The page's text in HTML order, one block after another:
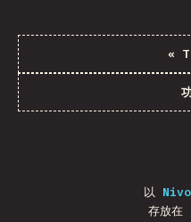
«
以 Nivo
存放在